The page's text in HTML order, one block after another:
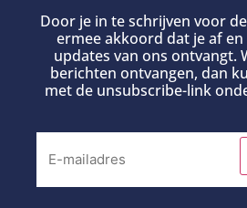
Door je in te schrijven voor
ermee akkoord dat je af
updates van ons ontvangt.
berichten ontvangen, dan
met de unsubscribe-link